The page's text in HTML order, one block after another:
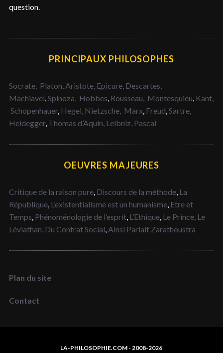
question.
PRINCIPAUX PHILOSOPHES
Socrate, Platon,Aristote, Epicure, Descartes,
Machiavel,Spinoza, Hobbes, Rousseau, Montesquieu, Kant,
Schopenhauer, Hegel, Nietzsche, Marx, Freud,Sartre,
Heidegger, Thomas d’Aquin, Leibniz, Pascal
OEUVRES MAJEURES
Critique de la raison pure, Discours de la méthode, La
République, L’existentialisme est un humanisme, Etre et
Temps, Phénoménologie de l’esprit, L’Ethique, Le Prince, Le
Léviathan, Du Contrat Social,Ainsi Parlait Zarathoustra
Plan du site
Contact
LA-PHILOSOPHIE.COM - 2008-2026